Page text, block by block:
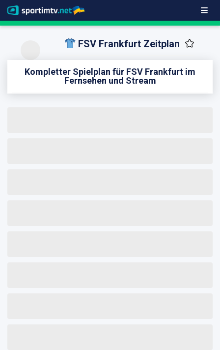
FSV Frankfurt Zeitplan
Kompletter Spielplan für FSV Frankfurt im
Fernsehen und Stream